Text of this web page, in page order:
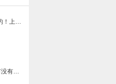
2026年在线商务英语口语培训班求推荐个好的！上班族急需，哪家好？
有人知道外贸英语口语培训机构哪家好吗？有没有排行榜参考一下？最好说下费用